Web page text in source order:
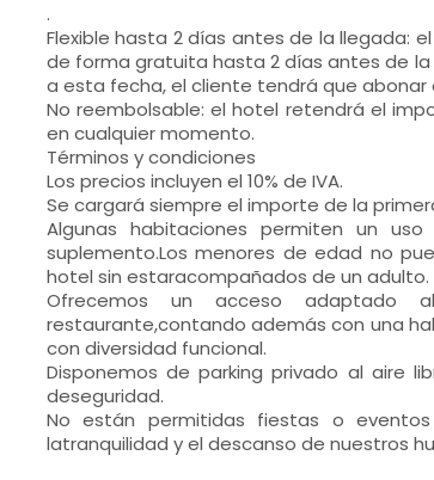
.
Flexible hasta 2 días antes de la llegada:
de forma gratuita hasta 2 días antes de
a esta fecha, el cliente tendrá que abonar
No reembolsable: el hotel retendrá el
en cualquier momento.
Términos y condiciones
Los precios incluyen el 10% de IVA.
Se cargará siempre el importe de la
Algunas habitaciones permiten un
suplemento.Los menores de edad no
hotel sin estaracompañados de un adulto.
Ofrecemos un acceso adaptado
restaurante,contando además con una
con diversidad funcional.
Disponemos de parking privado al aire
deseguridad.
No están permitidas fiestas o
latranquilidad y el descanso de nuestros